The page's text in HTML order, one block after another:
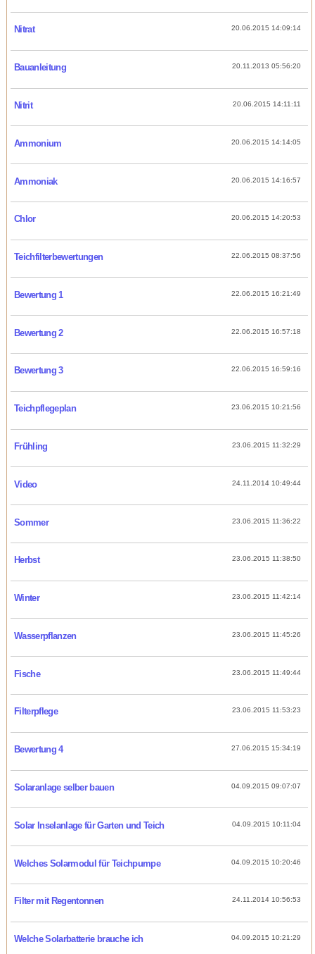
20.06.2015 14:09:14
Nitrat
20.11.2013 05:56:20
Bauanleitung
20.06.2015 14:11:11
Nitrit
20.06.2015 14:14:05
Ammonium
20.06.2015 14:16:57
Ammoniak
20.06.2015 14:20:53
Chlor
22.06.2015 08:37:56
Teichfilterbewertungen
22.06.2015 16:21:49
Bewertung 1
22.06.2015 16:57:18
Bewertung 2
22.06.2015 16:59:16
Bewertung 3
23.06.2015 10:21:56
Teichpflegeplan
23.06.2015 11:32:29
Frühling
24.11.2014 10:49:44
Video
23.06.2015 11:36:22
Sommer
23.06.2015 11:38:50
Herbst
23.06.2015 11:42:14
Winter
23.06.2015 11:45:26
Wasserpflanzen
23.06.2015 11:49:44
Fische
23.06.2015 11:53:23
Filterpflege
27.06.2015 15:34:19
Bewertung 4
04.09.2015 09:07:07
Solaranlage selber bauen
04.09.2015 10:11:04
Solar Inselanlage für Garten und Teich
04.09.2015 10:20:46
Welches Solarmodul für Teichpumpe
24.11.2014 10:56:53
Filter mit Regentonnen
04.09.2015 10:21:29
Welche Solarbatterie brauche ich